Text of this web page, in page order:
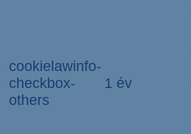
cookielawinfo-
checkbox-
others
1 év